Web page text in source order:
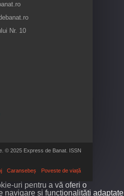
Nr. 10
© 2025 Express de Banat. ISSN
Caransebeș Poveste de viață
uri pentru a vă oferi o
navigare și funcționalități adaptate